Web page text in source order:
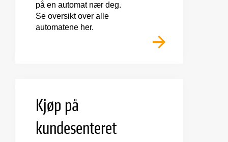
på en automat nær deg.
Se oversikt over alle
automatene her.
Kjøp på
kundesenteret